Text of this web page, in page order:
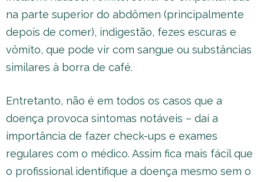
na parte superior do abdômen (principalmente
depois de comer), indigestão, fezes escuras e
vômito, que pode vir com sangue ou substâncias
similares à borra de café.
Entretanto, não é em todos os casos que a
doença provoca sintomas notáveis – daí a
importância de fazer check-ups e exames
regulares com o médico. Assim fica mais fácil que
o profissional identifique a doença mesmo sem o